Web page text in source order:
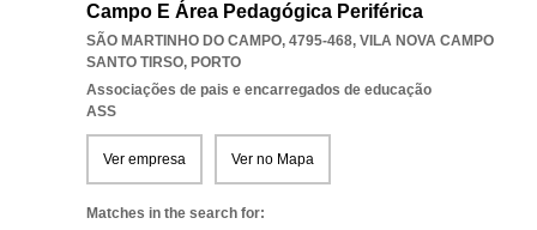
Campo E Área Pedagógica Periférica
SÃO MARTINHO DO CAMPO, 4795-468, VILA NOVA CAMPO
SANTO TIRSO, PORTO
Associações de pais e encarregados de educação
ASS
Ver empresa Ver no Mapa
Matches in the search for: